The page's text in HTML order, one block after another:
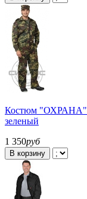
Костюм "ОХРАНА":
зеленый
1 350руб
В корзину